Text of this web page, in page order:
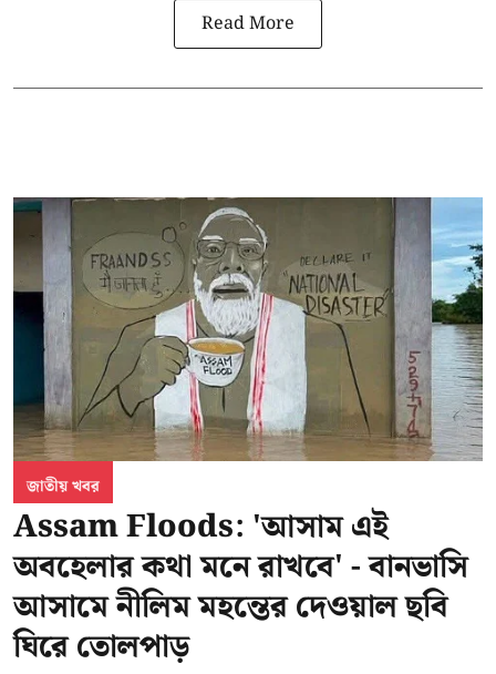
Read More
জাতীয় খবর
Assam Floods: 'আসাম এই
অবহেলার কথা মনে রাখবে' - বানভাসি
আসামে নীলিম মহন্তের দেওয়াল ছবি
ঘিরে তোলপাড়